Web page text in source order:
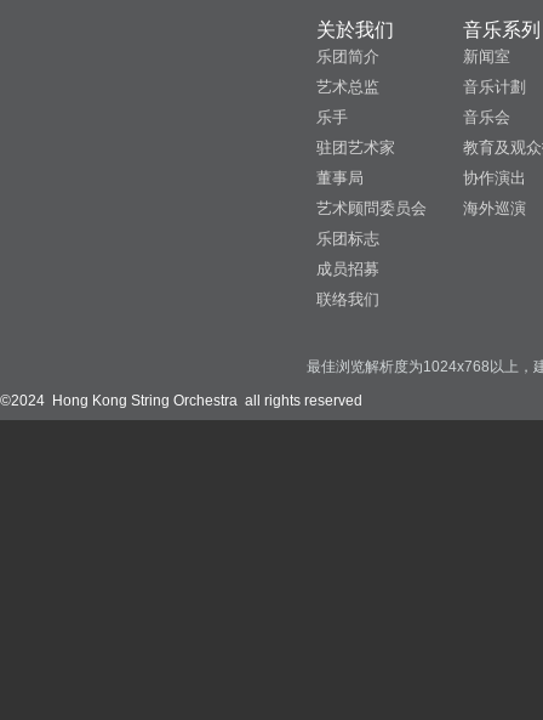
关於我们
乐团简介
艺术总监
乐手
驻团艺术家
董事局
艺术顾問委员会
乐团标志
成员招募
联络我们
音乐系列
新闻室
音乐计劃
音乐会
教育及观
协作演出
海外巡演
最佳浏览解析度为1024x768以上，
©2024 Hong Kong String Orchestra all rights reserved